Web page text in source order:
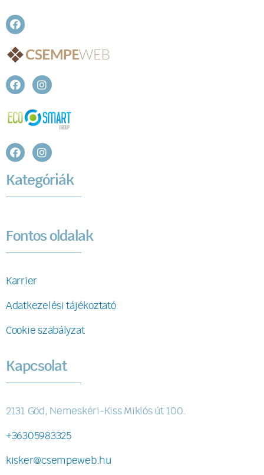
Kategóriák
Fontos oldalak
Karrier
Adatkezelési tájékoztató
Cookie szabályzat
Kapcsolat
2131 Göd, Nemeskéri-Kiss Miklós út 100.
+36305983325
kisker@csempeweb.hu